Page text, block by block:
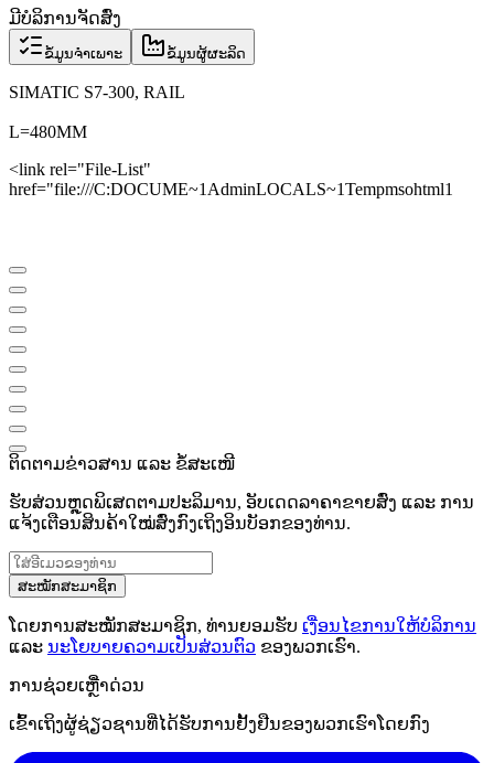
ມີບໍລິການຈັດສົ່ງ
ຂໍ້ມູນຈຳເພາະ ຂໍ້ມູນຜູ້ຜະລິດ
SIMATIC S7-300, RAIL
L=480MM
<link rel="File-List"
href="file:///C:DOCUME~1AdminLOCALS~1Tempmsohtml1
ຕິດຕາມຂ່າວສານ ແລະ ຂໍ້ສະເໜີ
ຮັບສ່ວນຫຼຸດພິເສດຕາມປະລິມານ, ອັບເດດລາຄາຂາຍສົ່ງ ແລະ ການ
ແຈ້ງເຕືອນສິນຄ້າໃໝ່ສົ່ງກົງເຖິງອິນບັອກຂອງທ່ານ.
ສະໝັກສະມາຊິກ
ໂດຍການສະໝັກສະມາຊິກ, ທ່ານຍອມຮັບ ເງື່ອນໄຂການໃຫ້ບໍລິການ
ແລະ ນະໂຍບາຍຄວາມເປັນສ່ວນຕົວ ຂອງພວກເຮົາ.
ການຊ່ວຍເຫຼືໍາດ່ວນ
ເຂົ້າເຖິງຜູ້ຊ່ຽວຊານທີ່ໄດ້ຮັບການຢັ້ງຢືນຂອງພວກເຮົາໂດຍກົງ